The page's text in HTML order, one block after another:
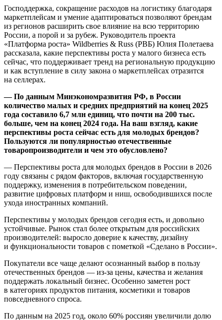
Господдержка, сокращение расходов на логистику благодаря
маркетплейсам и умение адаптироваться позволяют брендам
из регионов расширить свое влияние на всю территорию
России, а порой и за рубеж. Руководитель проекта
«Платформа роста» Wildberries & Russ (РВБ) Юлия Полетаева
рассказала, какие перспективы роста у малого бизнеса есть
сейчас, что поддерживает тренд на региональную продукцию
и как вступление в силу закона о маркетплейсах отразится
на селлерах.
— По данным Минэкономразвития РФ, в России
количество малых и средних предприятий на конец 2025
года составило 6,7 млн единиц, что почти на 200 тыс.
больше, чем на конец 2024 года. На ваш взгляд, какие
перспективы роста сейчас есть для молодых брендов?
Пользуются ли популярностью отечественные
товаропроизводители и чем это обусловлено?
— Перспективы роста для молодых брендов в России в 2026
году связаны с рядом факторов, включая государственную
поддержку, изменения в потребительском поведении,
развитие цифровых платформ и ниш, освободившихся после
ухода иностранных компаний.
Перспективы у молодых брендов сегодня есть, и довольно
устойчивые. Рынок стал более открытым для российских
производителей: выросло доверие к качеству, дизайну
и функциональности товаров с пометкой «Сделано в России».
Покупатели все чаще делают осознанный выбор в пользу
отечественных брендов — из-за цены, качества и желания
поддержать локальный бизнес. Особенно заметен рост
в категориях продуктов питания, косметики и товаров
повседневного спроса.
По данным на 2025 год, около 60% россиян увеличили долю